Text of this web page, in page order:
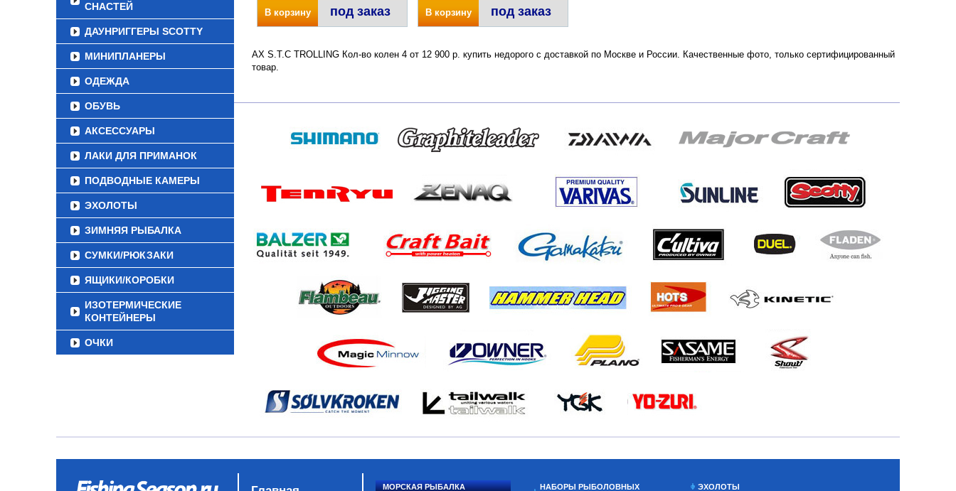
СНАСТЕЙ
ДАУНРИГГЕРЫ SCOTTY
МИНИПЛАНЕРЫ
ОДЕЖДА
ОБУВЬ
АКСЕССУАРЫ
ЛАКИ ДЛЯ ПРИМАНОК
ПОДВОДНЫЕ КАМЕРЫ
ЭХОЛОТЫ
ЗИМНЯЯ РЫБАЛКА
СУМКИ/РЮКЗАКИ
ЯЩИКИ/КОРОБКИ
ИЗОТЕРМИЧЕСКИЕ
КОНТЕЙНЕРЫ
ОЧКИ
В корзину под заказ В корзину под заказ
AX S.T.C TROLLING Кол-во колен 4 от 12 900 р. купить недорого с доставкой по Москве и России. Качественные фото, только сертифицированный
товар.
МОРСКАЯ РЫБАЛКА НАБОРЫ РЫБОЛОВНЫХ ЭХОЛОТЫ